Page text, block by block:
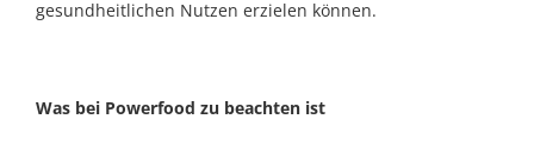
gesundheitlichen Nutzen erzielen können.
Was bei Powerfood zu beachten ist